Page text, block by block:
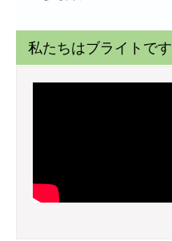
私たちはブライトです